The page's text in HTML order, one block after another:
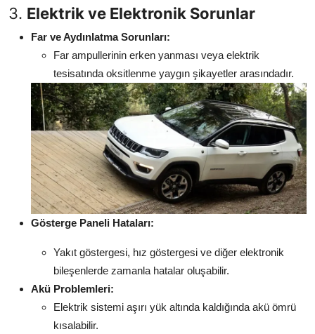
3. Elektrik ve Elektronik Sorunlar
Far ve Aydınlatma Sorunları:
Far ampullerinin erken yanması veya elektrik
tesisatında oksitlenme yaygın şikayetler arasındadır.
Gösterge Paneli Hataları:
Yakıt göstergesi, hız göstergesi ve diğer elektronik
bileşenlerde zamanla hatalar oluşabilir.
Akü Problemleri:
Elektrik sistemi aşırı yük altında kaldığında akü ömrü
kısalabilir.